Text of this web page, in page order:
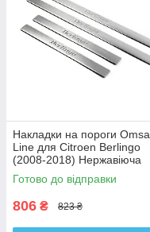
Накладки на пороги Omsa
Line для Citroen Berlingo
(2008-2018) Нержавіюча
сталь
Готово до відправки
806 ₴ 823 ₴